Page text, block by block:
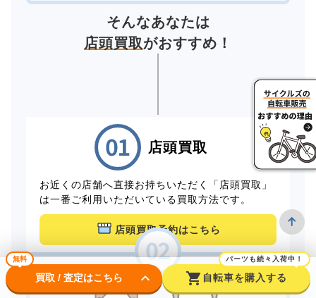
そんなあなたは
店頭買取がおすすめ！
店頭買取
お近くの店舗へ直接お持ちいただく「店頭買取」
は一番ご利用いただいている買取方法です。
店頭買取予約はこちら
無料
買取 / 査定はこちら keyboard_arrow_down shopping_cart
パーツも続々入荷中！
自転車を購入する